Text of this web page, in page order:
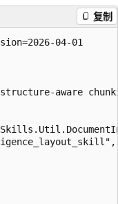
复制
04-01
aware